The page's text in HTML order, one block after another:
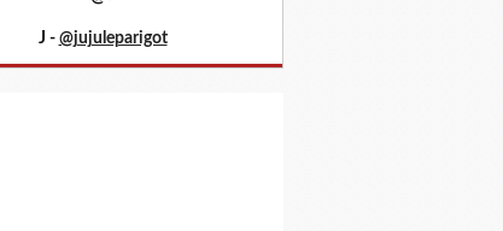
J - @jujuleparigot